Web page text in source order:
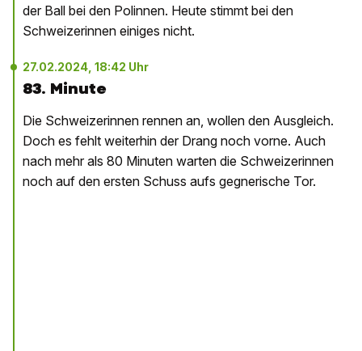
der Ball bei den Polinnen. Heute stimmt bei den
Schweizerinnen einiges nicht.
27.02.2024, 18:42 Uhr
83. Minute
Die Schweizerinnen rennen an, wollen den Ausgleich.
Doch es fehlt weiterhin der Drang noch vorne. Auch
nach mehr als 80 Minuten warten die Schweizerinnen
noch auf den ersten Schuss aufs gegnerische Tor.